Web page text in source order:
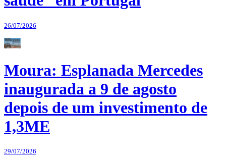
26/07/2026
Moura: Esplanada Mercedes
inaugurada a 9 de agosto
depois de um investimento de
1,3ME
29/07/2026